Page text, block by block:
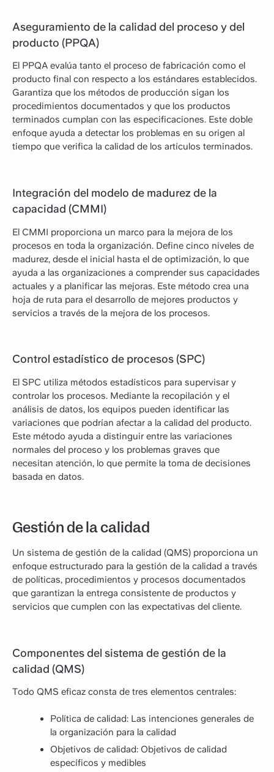
Aseguramiento de la calidad del proceso y del
producto (PPQA)
El PPQA evalúa tanto el proceso de fabricación como el
producto final con respecto a los estándares establecidos.
Garantiza que los métodos de producción sigan los
procedimientos documentados y que los productos
terminados cumplan con las especificaciones. Este doble
enfoque ayuda a detectar los problemas en su origen al
tiempo que verifica la calidad de los artículos terminados.
Integración del modelo de madurez de la
capacidad (CMMI)
El CMMI proporciona un marco para la mejora de los
procesos en toda la organización. Define cinco niveles de
madurez, desde el inicial hasta el de optimización, lo que
ayuda a las organizaciones a comprender sus capacidades
actuales y a planificar las mejoras. Este método crea una
hoja de ruta para el desarrollo de mejores productos y
servicios a través de la mejora de los procesos.
Control estadístico de procesos (SPC)
El SPC utiliza métodos estadísticos para supervisar y
controlar los procesos. Mediante la recopilación y el
análisis de datos, los equipos pueden identificar las
variaciones que podrían afectar a la calidad del producto.
Este método ayuda a distinguir entre las variaciones
normales del proceso y los problemas graves que
necesitan atención, lo que permite la toma de decisiones
basada en datos.
Gestión de la calidad
Un sistema de gestión de la calidad (QMS) proporciona un
enfoque estructurado para la gestión de la calidad a través
de políticas, procedimientos y procesos documentados
que garantizan la entrega consistente de productos y
servicios que cumplen con las expectativas del cliente.
Componentes del sistema de gestión de la
calidad (QMS)
Todo QMS eficaz consta de tres elementos centrales:
Política de calidad: Las intenciones generales de
la organización para la calidad
Objetivos de calidad: Objetivos de calidad
específicos y medibles